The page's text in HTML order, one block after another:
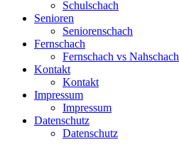
Schulschach
Senioren
Seniorenschach
Fernschach
Fernschach vs Nahschach
Kontakt
Kontakt
Impressum
Impressum
Datenschutz
Datenschutz